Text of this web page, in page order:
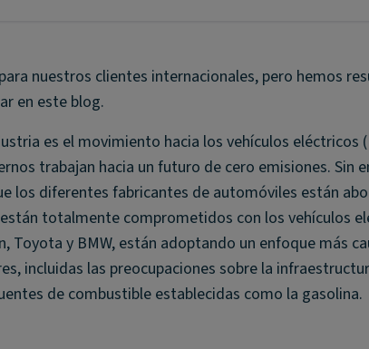
nuestros clientes internacionales, pero hemos
en este blog.
es el movimiento hacia los vehículos eléctricos
trabajan hacia un futuro de cero emisiones. Sin
los diferentes fabricantes de automóviles están
totalmente comprometidos con los vehículos
Toyota y BMW, están adoptando un enfoque más
incluidas las preocupaciones sobre la
de combustible establecidas como la gasolina.